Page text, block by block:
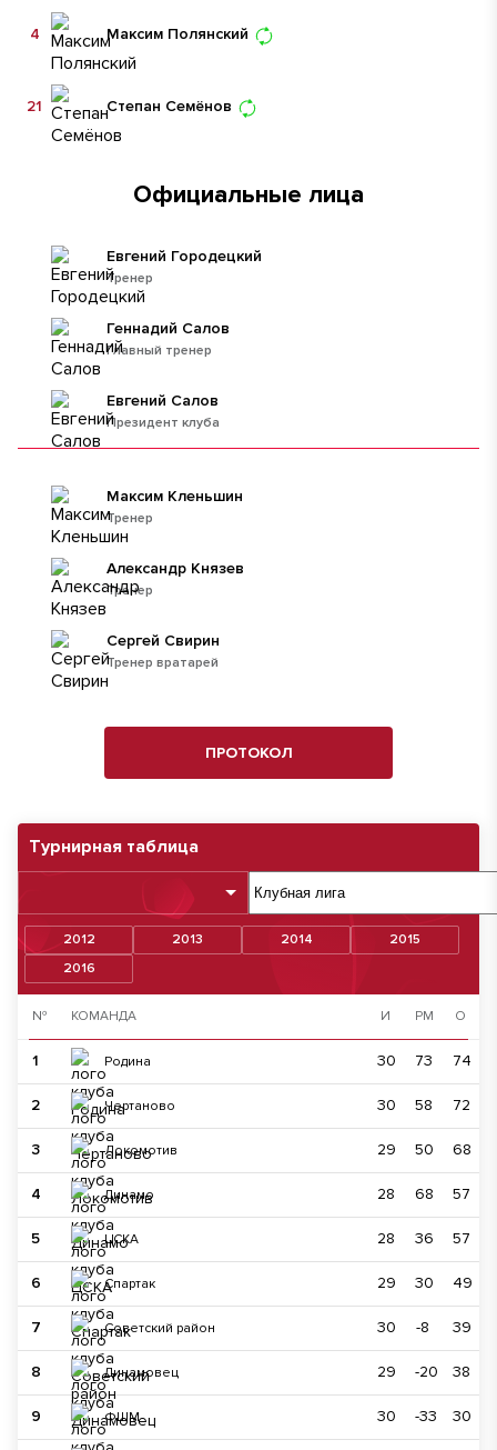
Турнирная таблица
2012 2013 2014
2015
2016
№ КОМАНДА И РМ О
1 Родина 30 73 74
2 Чертаново 30 58 72
3 Локомотив 29 50 68
4 Динамо 28 68 57
5 ЦСКА 28 36 57
6 Спартак 29 30 49
7 Советский район 30 -8 39
8 Динамовец 29 -20 38
9 ФШМ 30 -33 30
Максим Полянский
4
Степан Семёнов
21
Официальные лица
Тренер
Евгений Городецкий
Главный тренер
Геннадий Салов
Президент клуба
Евгений Салов
Тренер
Максим Кленьшин
Тренер
Александр Князев
Тренер вратарей
Сергей Свирин
ПРОТОКОЛ